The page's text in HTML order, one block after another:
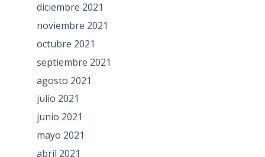
diciembre 2021
noviembre 2021
octubre 2021
septiembre 2021
agosto 2021
julio 2021
junio 2021
mayo 2021
abril 2021